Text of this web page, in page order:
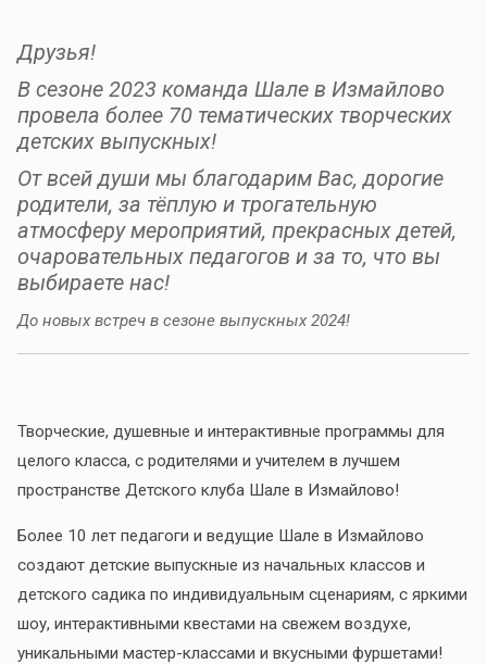
Друзья!
В сезоне 2023 команда Шале в Измайлово
провела более 70 тематических творческих
детских выпускных!
От всей души мы благодарим Вас, дорогие
родители, за тёплую и трогательную
атмосферу мероприятий, прекрасных детей,
очаровательных педагогов и за то, что вы
выбираете нас!
До новых встреч в сезоне выпускных 2024!
Творческие, душевные и интерактивные программы для
целого класса, с родителями и учителем в лучшем
пространстве Детского клуба Шале в Измайлово!
Более 10 лет педагоги и ведущие Шале в Измайлово
создают детские выпускные из начальных классов и
детского садика по индивидуальным сценариям, с яркими
шоу, интерактивными квестами на свежем воздухе,
уникальными мастер-классами и вкусными фуршетами!